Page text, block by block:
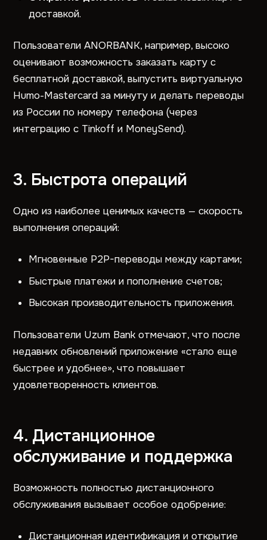
доставкой.
Пользователи ANORBANK, например, высоко
оценивают возможность заказать карту с
бесплатной доставкой, выпустить виртуальную
Humo-Mastercard за минуту и делать переводы
из России по номеру телефона (через
интеграцию с Tinkoff и MoneySend).
3. Быстрота операций
Одно из наиболее ценимых качеств — скорость
выполнения операций:
Мгновенные P2P-переводы между картами;
Быстрые платежи и пополнение счетов;
Высокая производительность приложения.
Пользователи Uzum Bank отмечают, что после
недавних обновлений приложение «стало еще
быстрее и удобнее», что повышает
удовлетворенность клиентов.
4. Дистанционное
обслуживание и поддержка
Возможность полностью дистанционного
обслуживания вызывает особое одобрение:
Дистанционная идентификация и открытие